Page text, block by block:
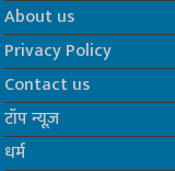
About us
Privacy Policy
Contact us
टॉप न्यूज़
धर्म